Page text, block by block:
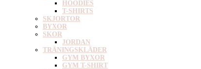
HOODIES
T-SHIRTS
SKJORTOR
BYXOR
SKOR
JORDAN
TRÄNINGSKLÄDER
GYM BYXOR
GYM T-SHIRT